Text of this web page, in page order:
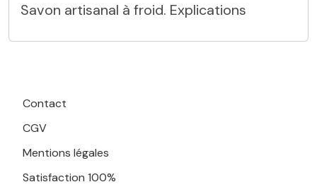
Savon artisanal à froid. Explications
Contact
CGV
Mentions légales
Satisfaction 100%